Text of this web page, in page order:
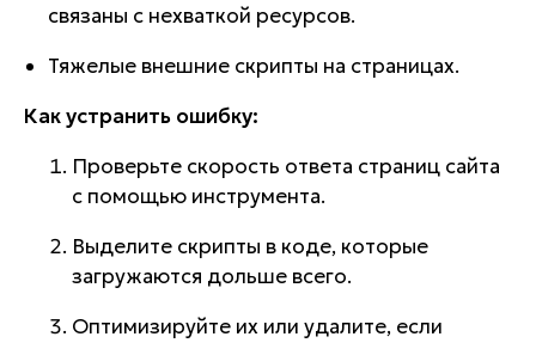
связаны с нехваткой ресурсов.
Тяжелые внешние скрипты на страницах.
Как устранить ошибку:
Проверьте скорость ответа страниц сайта
с помощью инструмента.
Выделите скрипты в коде, которые
загружаются дольше всего.
Оптимизируйте их или удалите, если